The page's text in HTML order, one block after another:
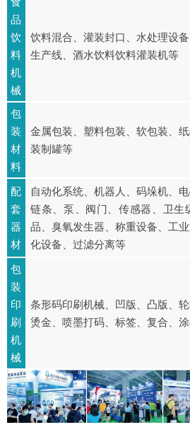
品
饮
料
机
械
饮料混合、灌装封口、水处理设
生产线、酒水饮料饮料灌装机等
包
装
材
料
金属包装、塑料包装、软包装、
装制罐等
配
套
器
材
自动化系统、机器人、码垛机、
链条、泵、阀门、传感器、卫生
品、臭氧发生器、称重设备、工
化设备、过滤分离等
包
装
印
刷
机
械
条形码印刷机械、凹版、凸版、
烫金、喷墨打码、标签、复合、